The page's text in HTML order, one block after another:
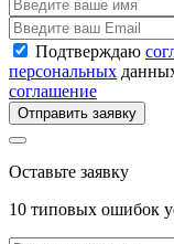
Подтверждаю
персональных
соглашение
Отправить заявку
Оставьте заявку
10 типовых ошибок